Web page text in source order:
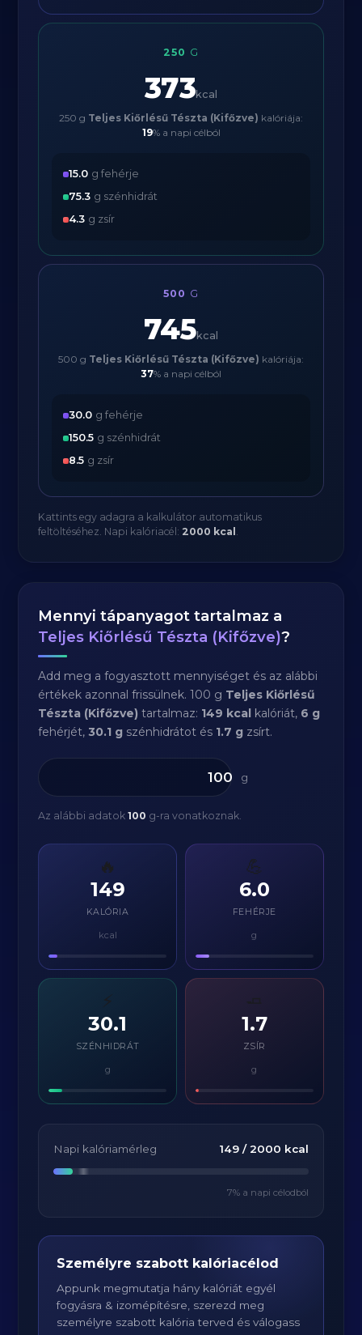
250 G
373kcal
250 g Teljes Kiőrlésű Tészta (Kifőzve) kalóriája:
19% a napi célból
15.0 g fehérje
75.3 g szénhidrát
4.3 g zsír
500 G
745kcal
500 g Teljes Kiőrlésű Tészta (Kifőzve) kalóriája:
37% a napi célból
30.0 g fehérje
150.5 g szénhidrát
8.5 g zsír
Kattints egy adagra a kalkulátor automatikus
feltöltéséhez. Napi kalóriacél:2000 kcal .
Mennyi tápanyagot tartalmaz a
Teljes Kiőrlésű Tészta (Kifőzve)?
Add meg a fogyasztott mennyiséget és az alábbi
értékek azonnal frissülnek. 100 g Teljes Kiőrlésű
Tészta (Kifőzve) tartalmaz: 149 kcal kalóriát, 6 g
fehérjét,30.1 g szénhidrátot és 1.7 g zsírt.
g
Az alábbi adatok100 g-ra vonatkoznak.
🔥
149
KALÓRIA
kcal
💪
6.0
FEHÉRJE
g
⚡
30.1
SZÉNHIDRÁT
g
1.7
ZSÍR
g
Napi kalóriamérleg 149/ 2000 kcal
7% a napi célodból
Személyre szabott kalóriacélod
Appunk megmutatja hány kalóriát egyél
fogyásra & izomépítésre, szerezd meg
személyre szabott kalória terved és válogass